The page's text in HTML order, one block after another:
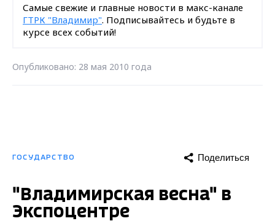
Самые свежие и главные новости в макс-канале
ГТРК "Владимир". Подписывайтесь и будьте в
курсе всех событий!
Опубликовано: 28 мая 2010 года
ГОСУДАРСТВО Поделиться
"Владимирская весна" в
Экспоцентре